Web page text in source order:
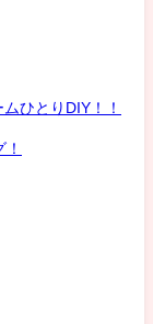
ひとりDIY！！